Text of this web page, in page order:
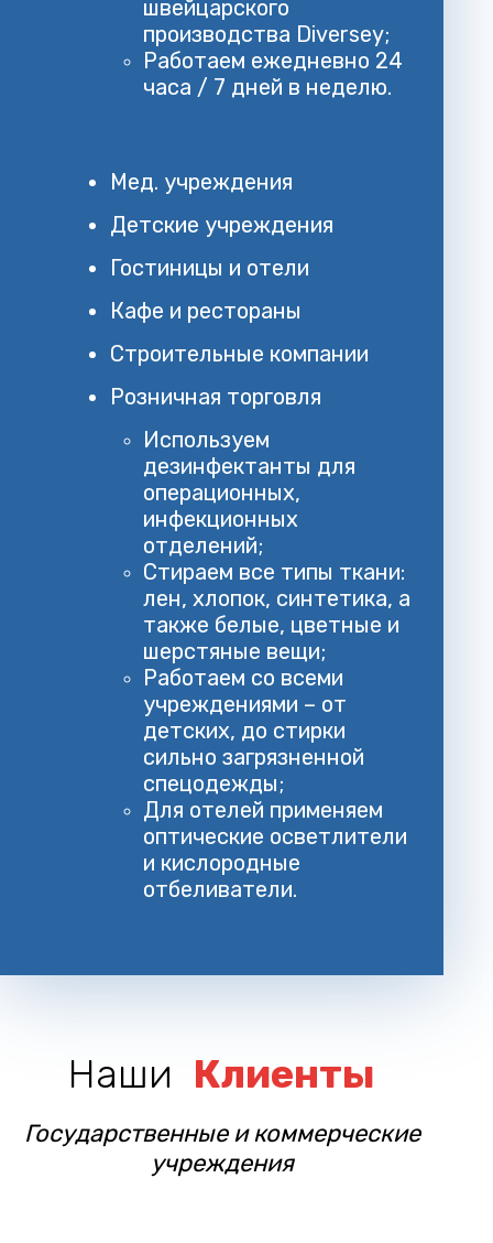
швейцарского
производства Diversey;
Работаем ежедневно 24
часа / 7 дней в неделю.
Мед. учреждения
Детские учреждения
Гостиницы и отели
Кафе и рестораны
Строительные компании
Розничная торговля
Используем
дезинфектанты для
операционных,
инфекционных
отделений;
Стираем все типы ткани:
лен, хлопок, синтетика, а
также белые, цветные и
шерстяные вещи;
Работаем со всеми
учреждениями – от
детских, до стирки
сильно загрязненной
спецодежды;
Для отелей применяем
оптические осветлители
и кислородные
отбеливатели.
Наши Клиенты
Государственные и коммерческие
учреждения